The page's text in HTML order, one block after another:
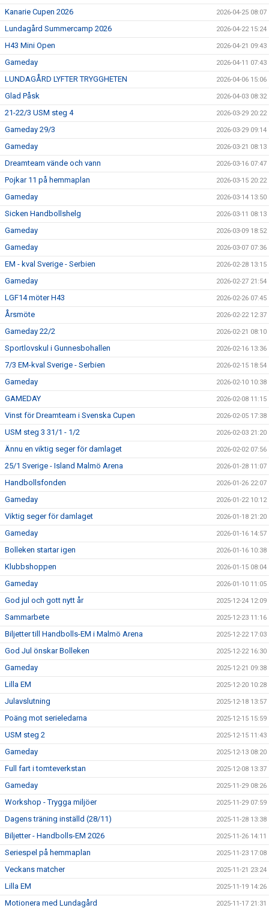
Kanarie Cupen 2026 2026-04-25 08:07
Lundagård Summercamp 2026 2026-04-22 15:24
H43 Mini Open 2026-04-21 09:43
Gameday 2026-04-11 07:43
LUNDAGÅRD LYFTER TRYGGHETEN 2026-04-06 15:06
Glad Påsk 2026-04-03 08:32
21-22/3 USM steg 4 2026-03-29 20:22
Gameday 29/3 2026-03-29 09:14
Gameday 2026-03-21 08:13
Dreamteam vände och vann 2026-03-16 07:47
Pojkar 11 på hemmaplan 2026-03-15 20:22
Gameday 2026-03-14 13:50
Sicken Handbollshelg 2026-03-11 08:13
Gameday 2026-03-09 18:52
Gameday 2026-03-07 07:36
EM - kval Sverige - Serbien 2026-02-28 13:15
Gameday 2026-02-27 21:54
LGF14 möter H43 2026-02-26 07:45
Årsmöte 2026-02-22 12:37
Gameday 22/2 2026-02-21 08:10
Sportlovskul i Gunnesbohallen 2026-02-16 13:36
7/3 EM-kval Sverige - Serbien 2026-02-15 18:54
Gameday 2026-02-10 10:38
GAMEDAY 2026-02-08 11:15
Vinst för Dreamteam i Svenska Cupen 2026-02-05 17:38
USM steg 3 31/1 - 1/2 2026-02-03 21:20
Ännu en viktig seger för damlaget 2026-02-02 07:56
25/1 Sverige - Island Malmö Arena 2026-01-28 11:07
Handbollsfonden 2026-01-26 22:07
Gameday 2026-01-22 10:12
Viktig seger för damlaget 2026-01-18 21:20
Gameday 2026-01-16 14:57
Bolleken startar igen 2026-01-16 10:38
Klubbshoppen 2026-01-15 08:04
Gameday 2026-01-10 11:05
God jul och gott nytt år 2025-12-24 12:09
Sammarbete 2025-12-23 11:16
Biljetter till Handbolls-EM i Malmö Arena 2025-12-22 17:03
God Jul önskar Bolleken 2025-12-22 16:30
Gameday 2025-12-21 09:38
Lilla EM 2025-12-20 10:28
Julavslutning 2025-12-18 13:57
Poäng mot serieledarna 2025-12-15 15:59
USM steg 2 2025-12-15 11:43
Gameday 2025-12-13 08:20
Full fart i tomteverkstan 2025-12-08 13:37
Gameday 2025-11-29 08:26
Workshop - Trygga miljöer 2025-11-29 07:59
Dagens träning inställd (28/11) 2025-11-28 13:38
Biljetter - Handbolls-EM 2026 2025-11-26 14:11
Seriespel på hemmaplan 2025-11-23 17:08
Veckans matcher 2025-11-21 23:24
Lilla EM 2025-11-19 14:26
Motionera med Lundagård 2025-11-17 21:31